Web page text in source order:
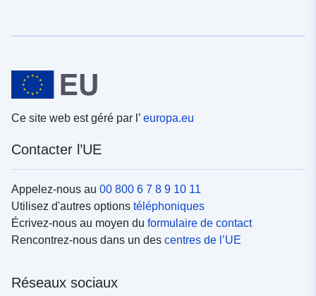
Ce site web est géré par l’ europa.eu
Contacter l’UE
Appelez-nous au 00 800 6 7 8 9 10 11
Utilisez d'autres options téléphoniques
Écrivez-nous au moyen du formulaire de contact
Rencontrez-nous dans un des centres de l’UE
Réseaux sociaux